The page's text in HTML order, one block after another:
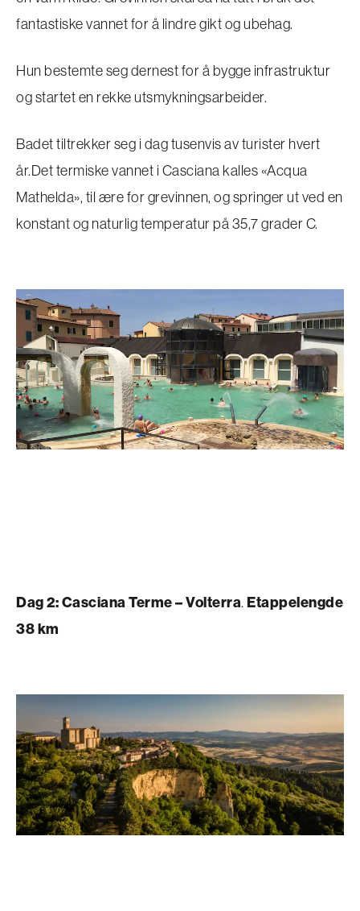
fantastiske vannet for å lindre gikt og ubehag.
Hun bestemte seg dernest for å bygge infrastruktur
og startet en rekke utsmykningsarbeider.
Badet tiltrekker seg i dag tusenvis av turister hvert
år.Det termiske vannet i Casciana kalles «Acqua
Mathelda», til ære for grevinnen, og springer ut ved en
konstant og naturlig temperatur på 35,7 grader C.
Dag 2: Casciana Terme – Volterra.Etappelengde
38 km